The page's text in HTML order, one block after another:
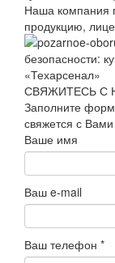
Наша компания
продукцию,
СВЯЖИТЕСЬ С
Заполните
свяжется с
Ваше имя
Ваш e-mail
Ваш телефон *